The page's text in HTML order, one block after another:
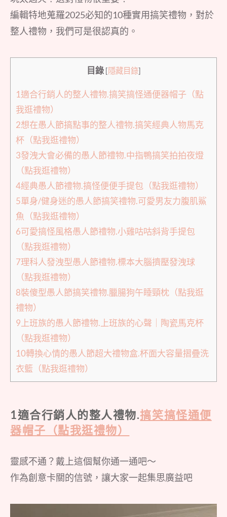
編輯特地蒐羅2025必知的10種實用搞笑禮物，對於
整人禮物，我們可是很認真的。
目錄 [隱藏目錄]
1適合行銷人的整人禮物.搞笑搞怪通便器帽子（點
我逛禮物）
2想在愚人節搞點事的整人禮物.搞笑經典人物馬克
杯（點我逛禮物）
3發洩大會必備的愚人節禮物.中指鴨搞笑拍拍夜燈
（點我逛禮物）
4經典愚人節禮物.搞怪便便手提包（點我逛禮物）
5單身/健身迷的愚人節搞笑禮物.可愛男友力腹肌鯊
魚（點我逛禮物）
6可愛搞怪風格愚人節禮物.小雞咕咕斜背手提包
（點我逛禮物）
7理科人發洩型愚人節禮物.標本大腦擠壓發洩球
（點我逛禮物）
8裝傻型愚人節搞笑禮物.臘腸狗午睡頸枕（點我逛
禮物）
9上班族的愚人節禮物.上班族的心聲｜陶瓷馬克杯
（點我逛禮物）
10轉換心情的愚人節超大禮物盒.杯面大容量摺疊洗
衣籃（點我逛禮物）
1適合行銷人的整人禮物.搞笑搞怪通便
器帽子（點我逛禮物）
靈感不通？戴上這個幫你通一通吧～
作為創意卡關的信號，讓大家一起集思廣益吧